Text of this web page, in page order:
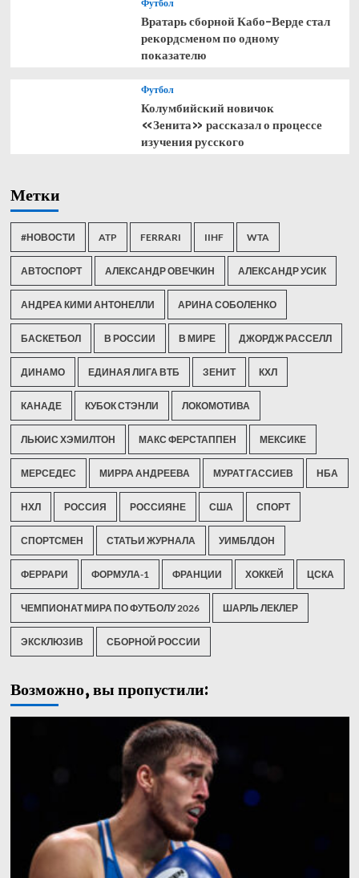
Футбол
Вратарь сборной Кабо-Верде стал
рекордсменом по одному
показателю
Футбол
Колумбийский новичок
«Зенита» рассказал о процессе
изучения русского
Метки
#НОВОСТИ ATP FERRARI IIHF WTA
АВТОСПОРТ АЛЕКСАНДР ОВЕЧКИН АЛЕКСАНДР УСИК
АНДРЕА КИМИ АНТОНЕЛЛИ АРИНА СОБОЛЕНКО
БАСКЕТБОЛ В РОССИИ В МИРЕ ДЖОРДЖ РАССЕЛЛ
ДИНАМО ЕДИНАЯ ЛИГА ВТБ ЗЕНИТ КХЛ
КАНАДЕ КУБОК СТЭНЛИ ЛОКОМОТИВА
ЛЬЮИС ХЭМИЛТОН МАКС ФЕРСТАППЕН МЕКСИКЕ
МЕРСЕДЕС МИРРА АНДРЕЕВА МУРАТ ГАССИЕВ НБА
НХЛ РОССИЯ РОССИЯНЕ США СПОРТ
СПОРТСМЕН СТАТЬИ ЖУРНАЛА УИМБЛДОН
ФЕРРАРИ ФОРМУЛА-1 ФРАНЦИИ ХОККЕЙ ЦСКА
ЧЕМПИОНАТ МИРА ПО ФУТБОЛУ 2026 ШАРЛЬ ЛЕКЛЕР
ЭКСКЛЮЗИВ СБОРНОЙ РОССИИ
Возможно, вы пропустили: